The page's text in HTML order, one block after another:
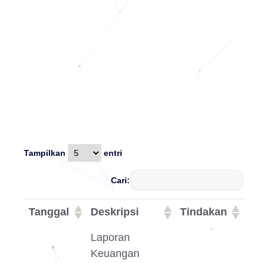
Tampilkan entri
Cari:
Tanggal Deskripsi Tindakan
Laporan
Keuangan